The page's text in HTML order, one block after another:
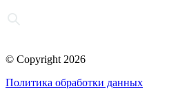
© Copyright 2026
Политика обработки данных